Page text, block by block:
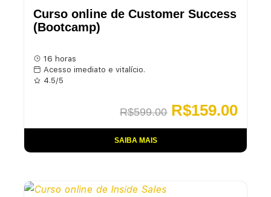
Curso online de Customer Success
(Bootcamp)
16 horas
Acesso imediato e vitalício.
4.5/5
R$599.00 R$159.00
SAIBA MAIS